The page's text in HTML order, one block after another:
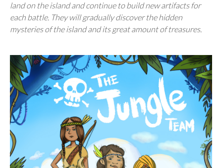
land on the island and continue to build new artifacts for
each battle. They will gradually discover the hidden
mysteries of the island and its great amount of treasures.